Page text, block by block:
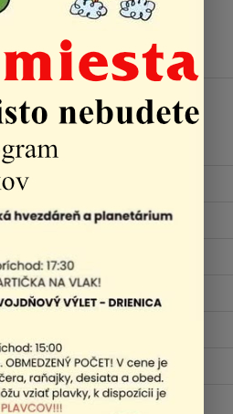
dokumentácie
nádeje v